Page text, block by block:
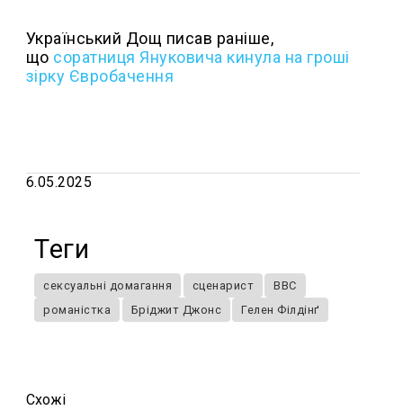
Український Дощ писав раніше,
що соратниця Януковича кинула на гроші
зірку Євробачення
6.05.2025
Теги
сексуальні домагання сценарист
BBC
романістка
Бріджит Джонс Гелен Філдінґ
Схожi